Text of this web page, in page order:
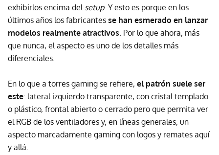
exhibirlos encima del setup. Y esto es porque en los
últimos años los fabricantes se han esmerado en lanzar
modelos realmente atractivos . Por lo que ahora, más
que nunca, el aspecto es uno de los detalles más
diferenciales.
En lo que a torres gaming se refiere, el patrón suele ser
este: lateral izquierdo transparente, con cristal templado
o plástico, frontal abierto o cerrado pero que permita ver
el RGB de los ventiladores y, en líneas generales, un
aspecto marcadamente gaming con logos y remates aquí
y allá.